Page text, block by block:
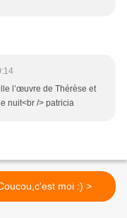
l’œuvre de Thérèse et
nuit<br /> patricia
Coucou,c'est moi :) >